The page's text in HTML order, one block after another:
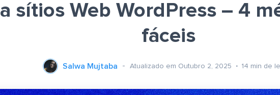
a sítios Web WordPress – 4
fáceis
Salwa Mujtaba Atualizado em Outubro 2, 2025 14 min de